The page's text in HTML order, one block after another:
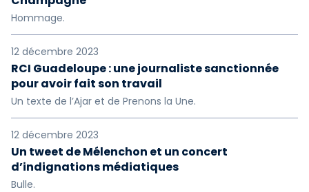
Hommage.
12 décembre 2023
RCI Guadeloupe : une journaliste sanctionnée
pour avoir fait son travail
Un texte de l’Ajar et de Prenons la Une.
12 décembre 2023
Un tweet de Mélenchon et un concert
d’indignations médiatiques
Bulle.